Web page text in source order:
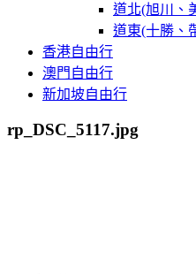
道北(旭川、
道東(十勝、
香港自由行
澳門自由行
新加坡自由行
rp_DSC_5117.jpg